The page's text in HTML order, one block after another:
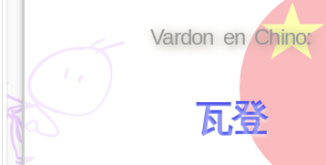
Vardon en Chino:
瓦登